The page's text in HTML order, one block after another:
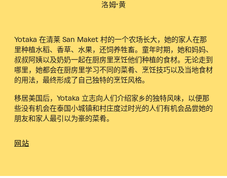
洛姆·黄
Yotaka 在清莱 San Maket 村的一个农场长大，她的家人在那
里种植水稻、香草、水果，还饲养牲畜。童年时期，她和妈妈、
叔叔阿姨以及奶奶一起在厨房里烹饪他们种植的食材。无论走到
哪里，她都会在厨房里学习不同的菜肴、烹饪技巧以及当地食材
的用法，最终形成了自己独特的烹饪风格。
移居美国后，Yotaka 立志向人们介绍家乡的独特风味，以便那
些没有机会在泰国小城镇和村庄度过时光的人们有机会品尝她的
朋友和家人最引以为豪的菜肴。
网站